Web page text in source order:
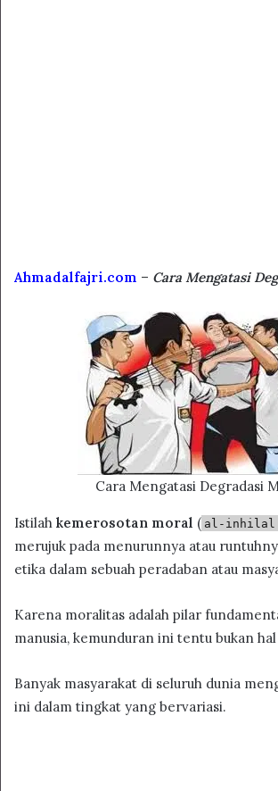
Ahmadalfajri.com – Cara Mengatasi
Cara Mengatasi Degradasi
Istilah kemerosotan moral ( al-inhilal
merujuk pada menurunnya atau
etika dalam sebuah peradaban atau
Karena moralitas adalah pilar
manusia, kemunduran ini tentu bukan
Banyak masyarakat di seluruh dunia
ini dalam tingkat yang bervariasi.